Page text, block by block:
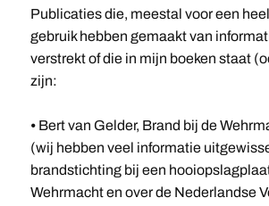
Publicaties die, meestal voor een
gebruik hebben gemaakt van
verstrekt of die in mijn boeken staat
zijn:
⦁ Bert van Gelder, Brand bij de
(wij hebben veel informatie
brandstichting bij een
Wehrmacht en over de Nederlandse